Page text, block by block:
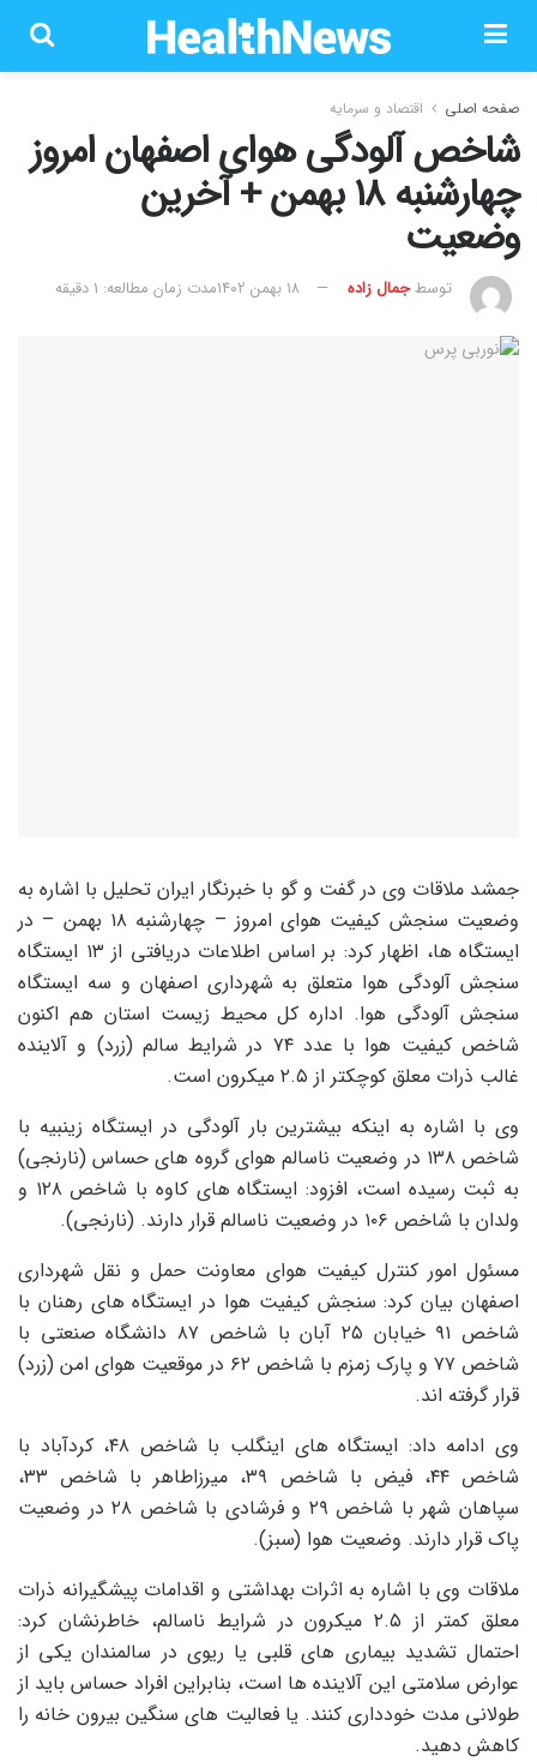
صفحه اصلی اقتصاد و سرمایه
شاخص آلودگی هوای اصفهان امروز
چهارشنبه ۱۸ بهمن + آخرین
وضعیت
توسطجمال زاده ۱۸ بهمن ۱۴۰۲ مدت زمان مطالعه: 1 دقیقه
جمشدملاقات وی در گفت و گو با خبرنگار ایران تحلیل با اشاره به
وضعیت سنجش کیفیت هوای امروز – چهارشنبه ۱۸ بهمن – در
ایستگاه ها، اظهار کرد: بر اساس اطلاعات دریافتی از ۱۳ ایستگاه
سنجش آلودگی هوا متعلق به شهرداری اصفهان و سه ایستگاه
سنجش آلودگی هوا. اداره کل محیط زیست استان هم اکنون
شاخص کیفیت هوا با عدد ۷۴ در شرایط سالم (زرد) و آلاینده
غالب ذرات معلق کوچکتر از ۲.۵ میکرون است.
وی با اشاره به اینکه بیشترین بار آلودگی در ایستگاه زینبیه با
شاخص ۱۳۸ در وضعیت ناسالم هوای گروه های حساس (نارنجی)
به ثبت رسیده است، افزود: ایستگاه های کاوه با شاخص ۱۲۸ و
ولدان با شاخص ۱۰۶ در وضعیت ناسالم قرار دارند. (نارنجی).
مسئول امور کنترل کیفیت هوای معاونت حمل و نقل شهرداری
اصفهان بیان کرد: سنجش کیفیت هوا در ایستگاه های رهنان با
شاخص ۹۱ خیابان ۲۵ آبان با شاخص ۸۷ دانشگاه صنعتی با
شاخص ۷۷ و پارک زمزم با شاخص ۶۲ در موقعیت هوای امن (زرد)
قرار گرفته اند.
وی ادامه داد: ایستگاه های اینگلب با شاخص ۴۸، کردآباد با
شاخص ۴۴، فیض با شاخص ۳۹، میرزاطاهر با شاخص ۳۳،
سپاهان شهر با شاخص ۲۹ و فرشادی با شاخص ۲۸ در وضعیت
پاک قرار دارند. وضعیت هوا (سبز).
ملاقات وی با اشاره به اثرات بهداشتی و اقدامات پیشگیرانه ذرات
معلق کمتر از ۲.۵ میکرون در شرایط ناسالم، خاطرنشان کرد:
احتمال تشدید بیماری های قلبی یا ریوی در سالمندان یکی از
عوارض سلامتی این آلاینده ها است، بنابراین افراد حساس باید از
طولانی مدت خودداری کنند. یا فعالیت های سنگین بیرون خانه را
کاهش دهید.